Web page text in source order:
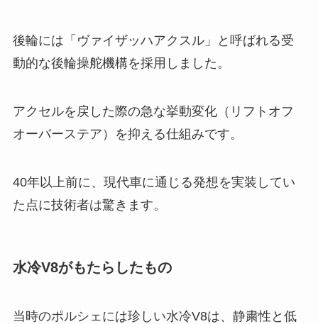
後輪には「ヴァイザッハアクスル」と呼ばれる受
動的な後輪操舵機構を採用しました。
アクセルを戻した際の急な挙動変化（リフトオフ
オーバーステア）を抑える仕組みです。
40年以上前に、現代車に通じる発想を実装してい
た点に技術者は驚きます。
水冷V8がもたらしたもの
当時のポルシェには珍しい水冷V8は、静粛性と低